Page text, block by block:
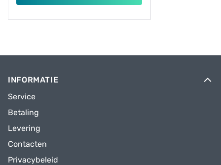
INFORMATIE
Service
Betaling
Levering
Contacten
Privacybeleid